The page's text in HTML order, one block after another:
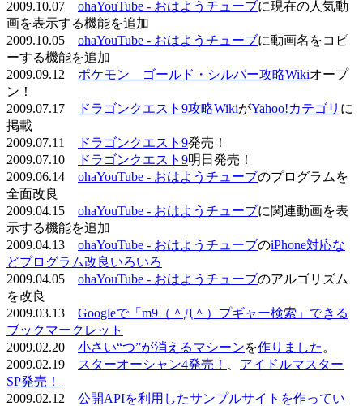
2009.10.07 ohaYouTube - おはようチューブに現在の人気動
画を表示する機能を追加
2009.10.05 ohaYouTube - おはようチューブに動画名をコピ
ーする機能を追加
2009.09.12 ポケモン ゴールド・シルバー攻略Wikiオープ
ン！
2009.07.17
ドラゴンクエスト9攻略WikiがYahoo!カテゴリ に
掲載
2009.07.11
ドラゴンクエスト9発売！
2009.07.10
ドラゴンクエスト9明日発売！
2009.06.14 ohaYouTube - おはようチューブのプログラムを
全面改良
2009.04.15 ohaYouTube - おはようチューブに関連動画を表
示する機能を追加
2009.04.13 ohaYouTube - おはようチューブのiPhone対応な
どプログラム改良いろいろ
2009.04.05 ohaYouTube - おはようチューブのアルゴリズム
を改良
2009.03.13 Googleで「m9（＾Д＾）プギャー検索」できる
ブックマークレット
2009.02.20 小さい“つ”が消えるマシーンを作りました 。
2009.02.19
スターオーシャン4発売！
アイドルマスター
SP発売！
2009.02.12 公開APIを利用したサンプルサイトを作ってい